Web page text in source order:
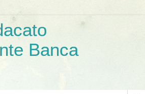
Banca